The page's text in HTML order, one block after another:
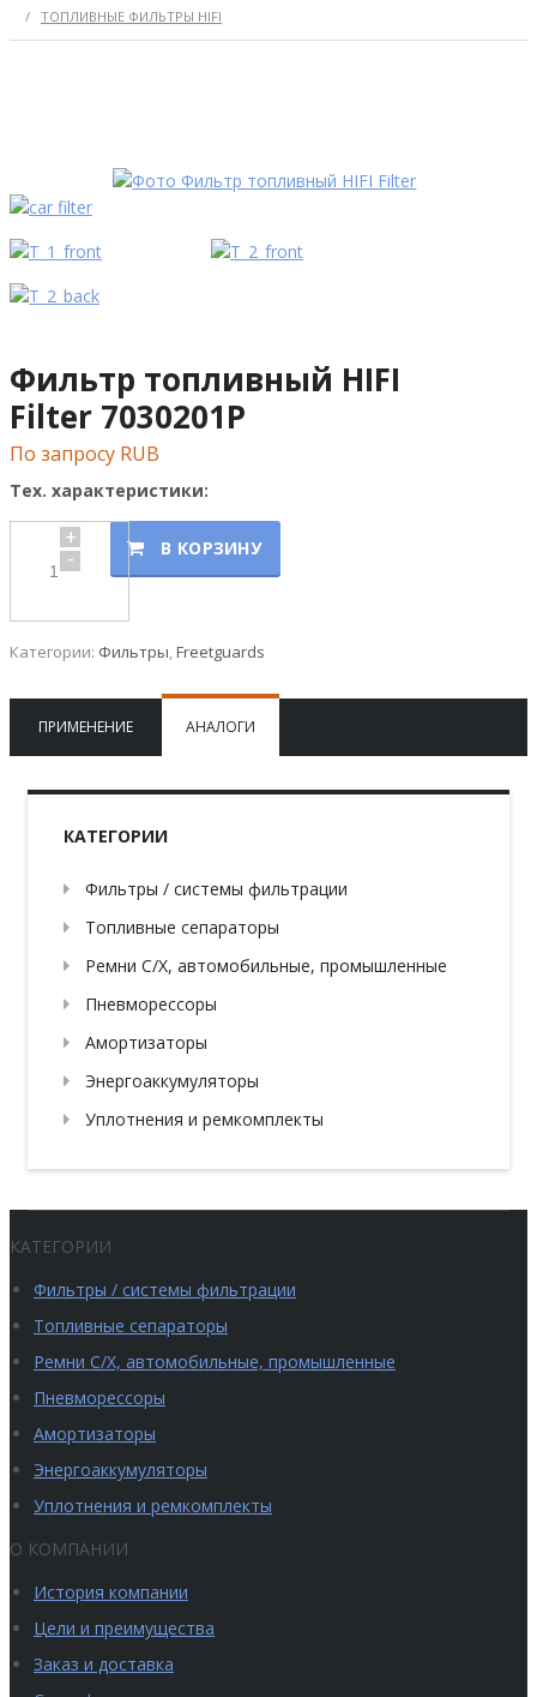
/ ТОПЛИВНЫЕ ФИЛЬТРЫ HIFI
Фильтр топливный HIFI
Filter 7030201P
По запросу RUB
Тех. характеристики:
+
- В КОРЗИНУ
Категории: Фильтры,Freetguards
ПРИМЕНЕНИЕ АНАЛОГИ
КАТЕГОРИИ
Фильтры / системы фильтрации
Топливные сепараторы
Ремни С/Х, автомобильные, промышленные
Пневморессоры
Амортизаторы
Энергоаккумуляторы
Уплотнения и ремкомплекты
КАТЕГОРИИ
Фильтры / системы фильтрации
Топливные сепараторы
Ремни С/Х, автомобильные, промышленные
Пневморессоры
Амортизаторы
Энергоаккумуляторы
Уплотнения и ремкомплекты
О КОМПАНИИ
История компании
Цели и преимущества
Заказ и доставка